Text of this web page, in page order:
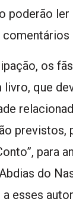
poderão
os
que
para
do
esses